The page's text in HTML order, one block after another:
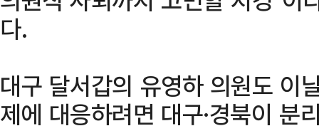
다.
대구 달서갑의 유영하 의원도 이
제에 대응하려면 대구·경북이 분